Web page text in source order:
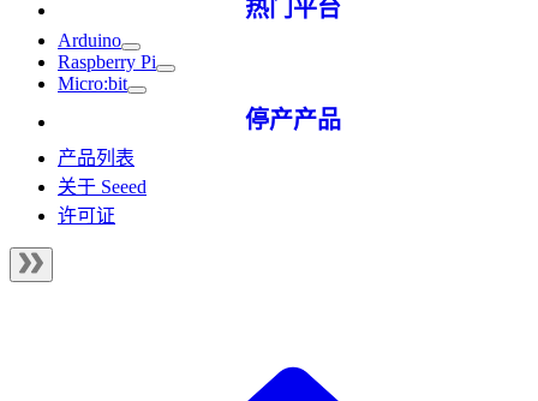
热门平台
Arduino
Raspberry Pi
Micro:bit
停产产品
产品列表
关于 Seeed
许可证